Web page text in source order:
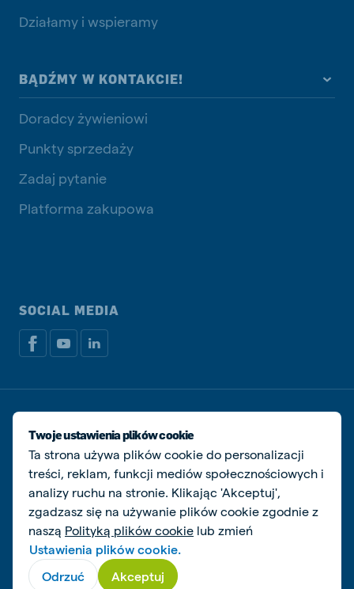
Twoje ustawienia plików cookie
Ta strona używa plików cookie do personalizacji
treści, reklam, funkcji mediów społecznościowych i
analizy ruchu na stronie. Klikając 'Akceptuj',
zgadzasz się na używanie plików cookie zgodnie z
naszą Polityką plików cookie lub zmień
Ustawienia plików cookie.
Odrzuć
Akceptuj
Działamy i wspieramy
BĄDŹMY W KONTAKCIE!
Doradcy żywieniowi
Punkty sprzedaży
Zadaj pytanie
Platforma zakupowa
SOCIAL MEDIA
Polityka prywatności i plików cookie
Zarządzaj ciasteczkami
© De Heus Animal Nutrition